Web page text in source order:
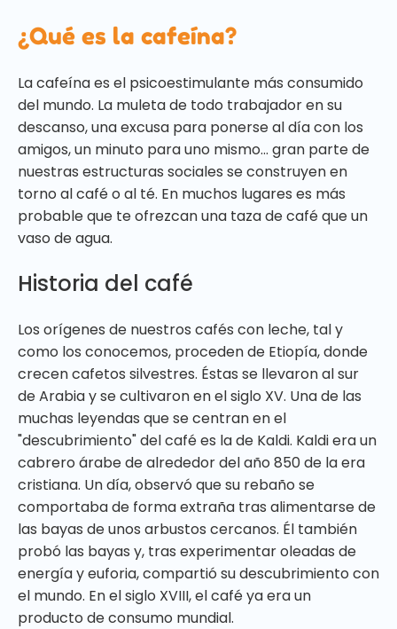
¿Qué es la cafeína?
La cafeína es el psicoestimulante más consumido
del mundo. La muleta de todo trabajador en su
descanso, una excusa para ponerse al día con los
amigos, un minuto para uno mismo... gran parte de
nuestras estructuras sociales se construyen en
torno al café o al té. En muchos lugares es más
probable que te ofrezcan una taza de café que un
vaso de agua.
Historia del café
Los orígenes de nuestros cafés con leche, tal y
como los conocemos, proceden de Etiopía, donde
crecen cafetos silvestres. Éstas se llevaron al sur
de Arabia y se cultivaron en el siglo XV. Una de las
muchas leyendas que se centran en el
"descubrimiento" del café es la de Kaldi. Kaldi era un
cabrero árabe de alrededor del año 850 de la era
cristiana. Un día, observó que su rebaño se
comportaba de forma extraña tras alimentarse de
las bayas de unos arbustos cercanos. Él también
probó las bayas y, tras experimentar oleadas de
energía y euforia, compartió su descubrimiento con
el mundo. En el siglo XVIII, el café ya era un
producto de consumo mundial.